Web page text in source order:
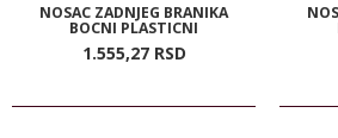
NOSAC ZADNJEG BRANIKA
BOCNI PLASTICNI
1.555,27 RSD